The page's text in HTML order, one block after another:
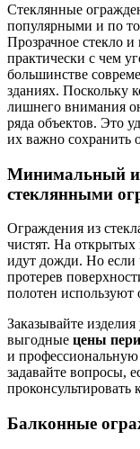
Стеклянные
популярными и по
Прозрачное стекло
практически с чем
большинстве
зданиях. Поскольку
лишнего внимания
ряда объектов. Это
их важно сохранить
Минимальный и
стеклянными
Ограждения из
чистят. На
идут дожди. Но если
протерев
полотен используют
Заказывайте
выгодные цены
и
задавайте вопросы,
проконсультировать
Балконные